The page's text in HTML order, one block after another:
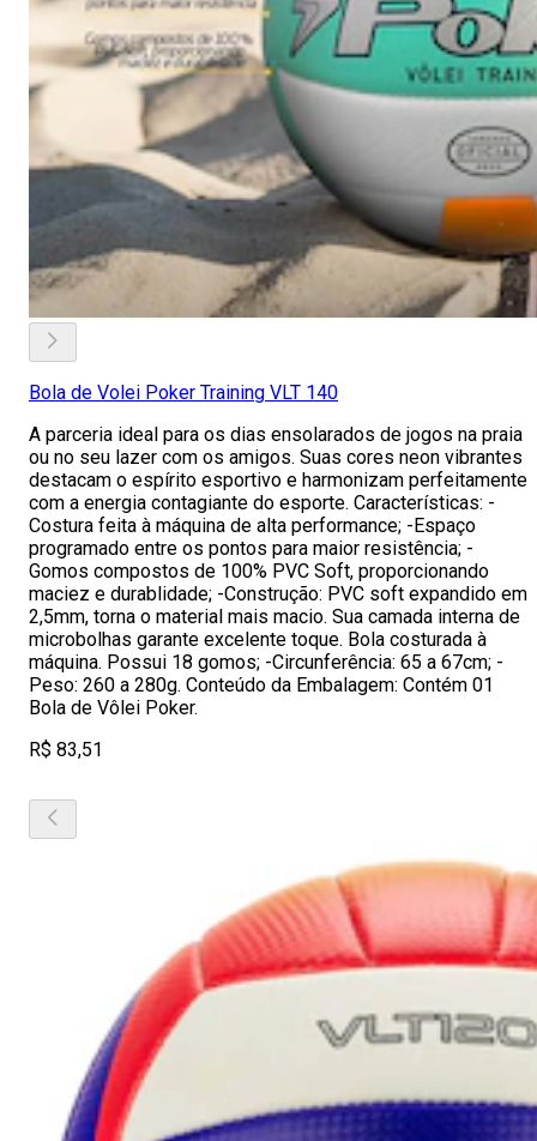
Bola de Volei Poker Training VLT 140
A parceria ideal para os dias ensolarados de jogos na praia
ou no seu lazer com os amigos. Suas cores neon vibrantes
destacam o espírito esportivo e harmonizam perfeitamente
com a energia contagiante do esporte. Características: -
Costura feita à máquina de alta performance; -Espaço
programado entre os pontos para maior resistência; -
Gomos compostos de 100% PVC Soft, proporcionando
maciez e durablidade; -Construção: PVC soft expandido em
2,5mm, torna o material mais macio. Sua camada interna de
microbolhas garante excelente toque. Bola costurada à
máquina. Possui 18 gomos; -Circunferência: 65 a 67cm; -
Peso: 260 a 280g. Conteúdo da Embalagem: Contém 01
Bola de Vôlei Poker.
R$ 83,51